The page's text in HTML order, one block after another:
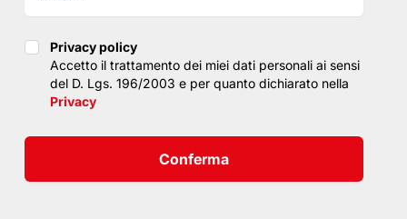
Privacy policy
Privacy policy
Accetto il trattamento dei miei dati personali ai sensi
del D. Lgs. 196/2003 e per quanto dichiarato nella
Privacy
Conferma